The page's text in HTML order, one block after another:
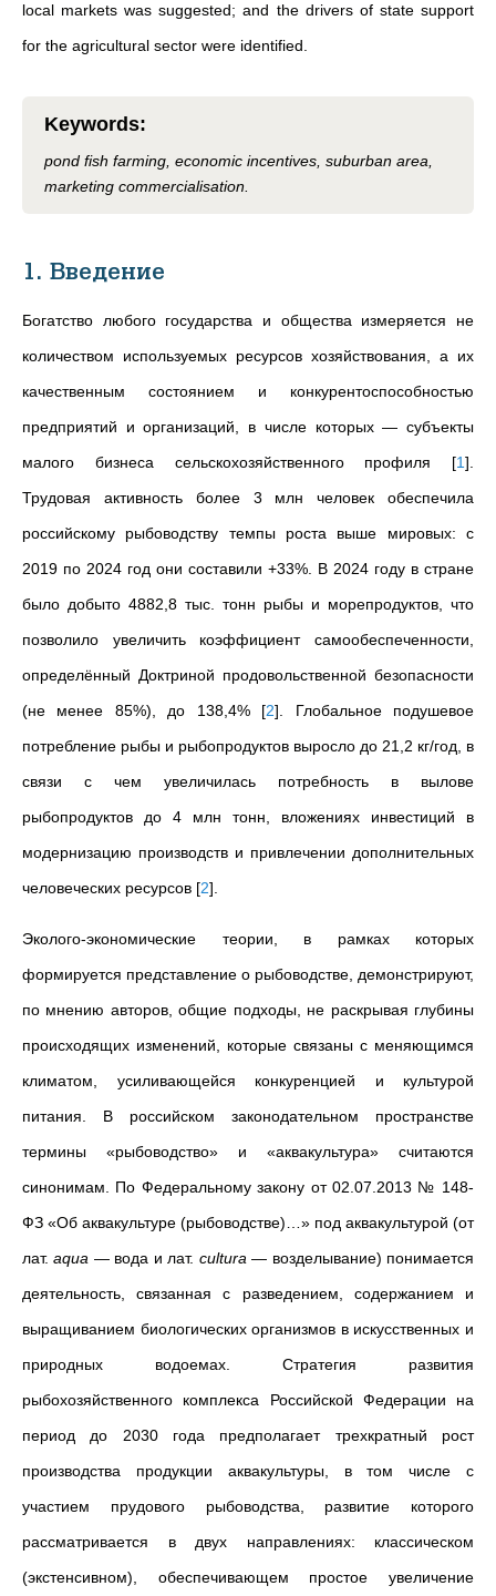
local markets was suggested; and the drivers of state support
for the agricultural sector were identified.
Keywords:
pond fish farming, economic incentives, suburban area,
marketing commercialisation.
1. Введение
Богатство любого государства и общества измеряется не
количеством используемых ресурсов хозяйствования, а их
качественным состоянием и конкурентоспособностью
предприятий и организаций, в числе которых — субъекты
малого бизнеса сельскохозяйственного профиля [1]
Трудовая активность более 3 млн человек обеспечила
российскому рыбоводству темпы роста выше мировых: с
2019 по 2024 год они составили +33%. В 2024 году в стране
было добыто 4882,8 тыс. тонн рыбы и морепродуктов, что
позволило увеличить коэффициент самообеспеченности,
определённый Доктриной продовольственной безопасности
(не менее 85%), до 138,4% [2] . Глобальное подушевое
потребление рыбы и рыбопродуктов выросло до 21,2 кг/год, в
связи с чем увеличилась потребность в вылове
рыбопродуктов до 4 млн тонн, вложениях инвестиций в
модернизацию производств и привлечении дополнительных
человеческих ресурсов [2]
Эколого-экономические теории, в рамках которых
формируется представление о рыбоводстве, демонстрируют,
по мнению авторов, общие подходы, не раскрывая глубины
происходящих изменений, которые связаны с меняющимся
климатом, усиливающейся конкуренцией и культурой
питания. В российском законодательном пространстве
термины «рыбоводство» и «аквакультура» считаются
синонимам. По Федеральному закону от 02.07.2013 № 148-
ФЗ «Об аквакультуре (рыбоводстве)…» под аквакультурой (от
лат.aqua — вода и лат. cultura — возделывание) понимается
деятельность, связанная с разведением, содержанием и
выращиванием биологических организмов в искусственных и
природных водоемах. Стратегия развития
рыбохозяйственного комплекса Российской Федерации на
период до 2030 года предполагает трехкратный рост
производства продукции аквакультуры, в том числе с
участием прудового рыбоводства, развитие которого
рассматривается в двух направлениях: классическом
(экстенсивном), обеспечивающем простое увеличение